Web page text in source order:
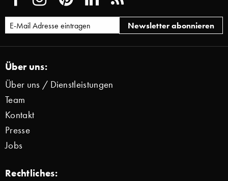
Über uns:
Über uns / Dienstleistungen
Team
Kontakt
Presse
Jobs
Rechtliches: